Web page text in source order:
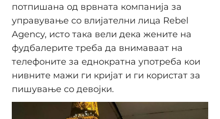
потпишана од врвната компанија за
управување со влијателни лица Rebel
Agency, исто така вели дека жените на
фудбалерите треба да внимаваат на
телефоните за еднократна употреба кои
нивните мажи ги кријат и ги користат за
пишување со девојки.